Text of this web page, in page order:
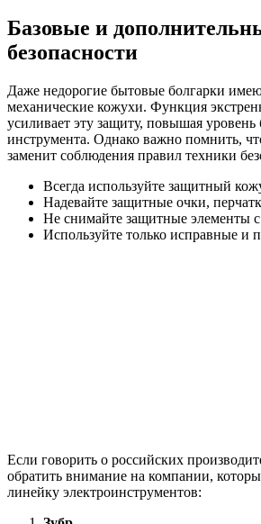
Базовые и
безопасности
Даже недорогие бытовые болгарки
механические кожухи. Функция
усиливает эту защиту, повышая уровень
инструмента. Однако важно помнить,
заменит соблюдения правил техники
Всегда используйте защитный
Надевайте защитные очки,
Не снимайте защитные элементы
Используйте только исправные и
Если говорить о российских
обратить внимание на компании,
линейку электроинструментов: